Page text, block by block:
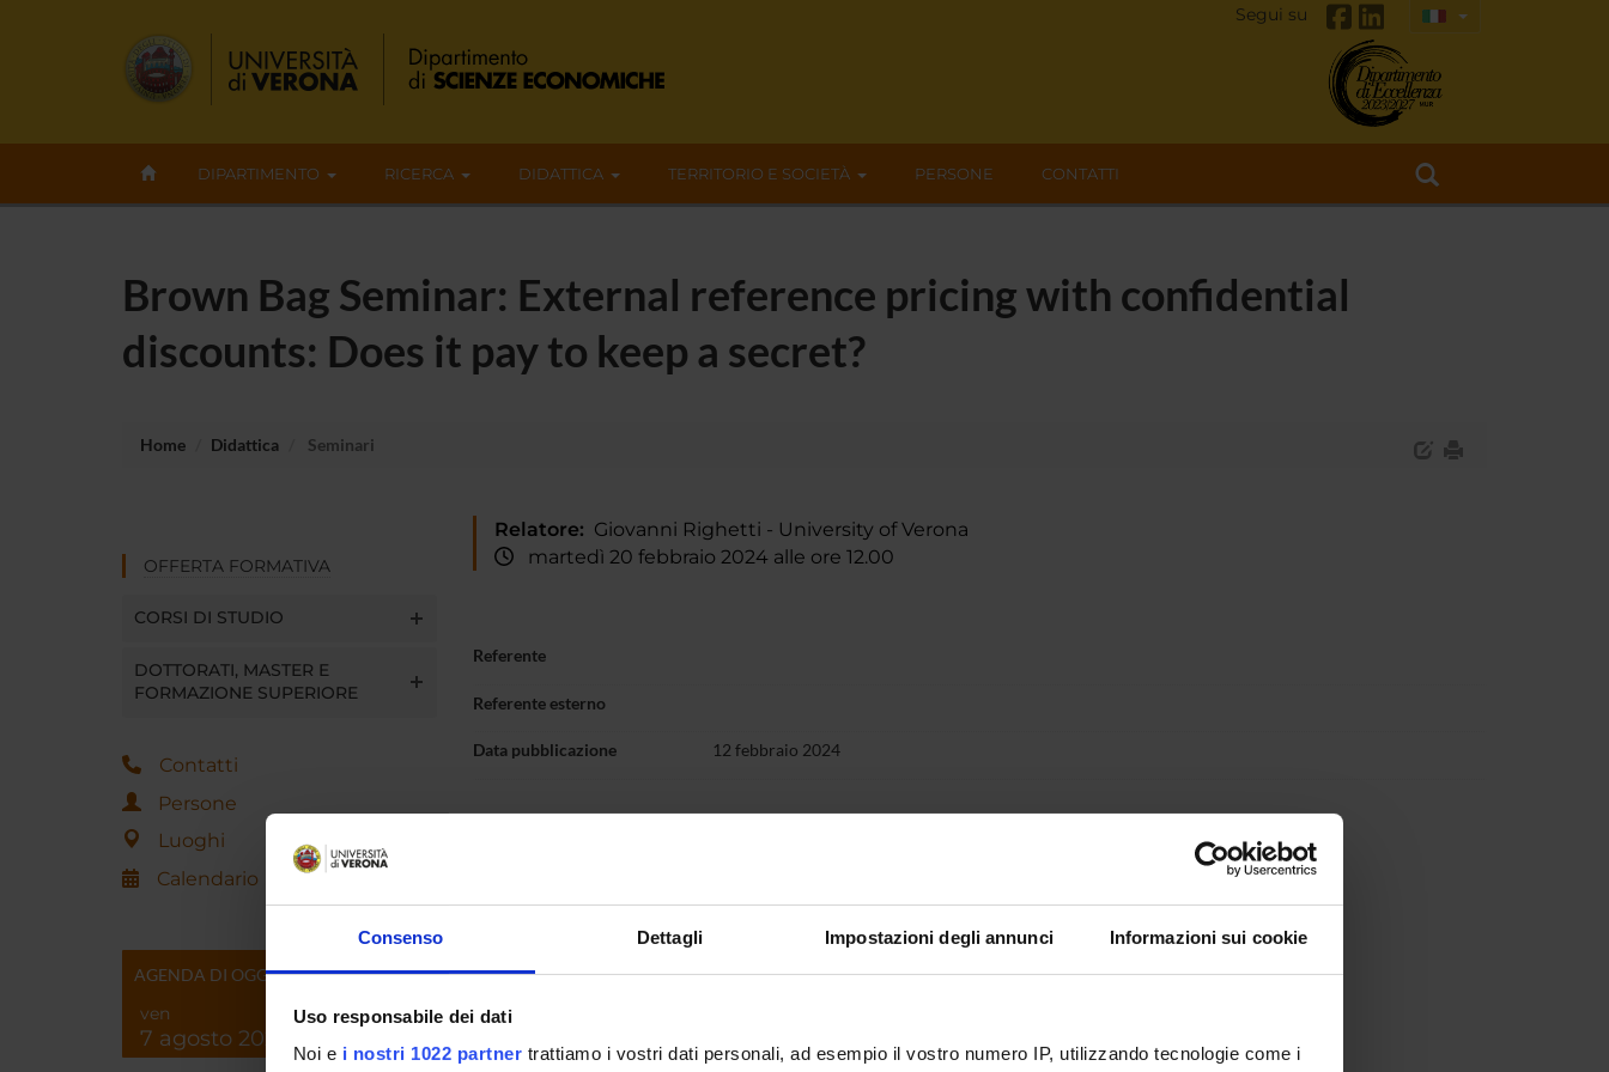
Consenso Dettagli Impostazioni degli annunci Informazioni sui cookie
Uso responsabile dei dati
Noi e i nostri 1022 partner trattiamo i vostri dati personali, ad esempio il vostro numero IP, utilizzando tecnologie come i
Segui su
DIPARTIMENTO RICERCA DIDATTICA TERRITORIO E SOCIETÀ PERSONE CONTATTI
Brown Bag Seminar: External reference pricing with confidential
discounts: Does it pay to keep a secret?
Home Didattica Seminari
OFFERTA FORMATIVA
CORSI DI STUDIO
DOTTORATI, MASTER E
FORMAZIONE SUPERIORE
Contatti
Persone
Luoghi
Calendario
AGENDA DI OGGI
ven
7 agosto 2026
Relatore: Giovanni Righetti - University of Verona
martedì 20 febbraio 2024 alle ore 12.00
Referente
Referente esterno
Data pubblicazione 12 febbraio 2024